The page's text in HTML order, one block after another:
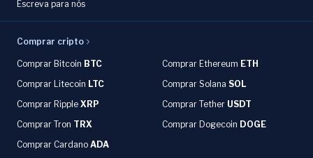
Escreva para nós
Comprar cripto
Comprar Bitcoin BTC Comprar Ethereum ETH
Comprar Litecoin LTC Comprar Solana SOL
Comprar Ripple XRP Comprar Tether USDT
Comprar Tron TRX Comprar Dogecoin DOGE
Comprar Cardano ADA